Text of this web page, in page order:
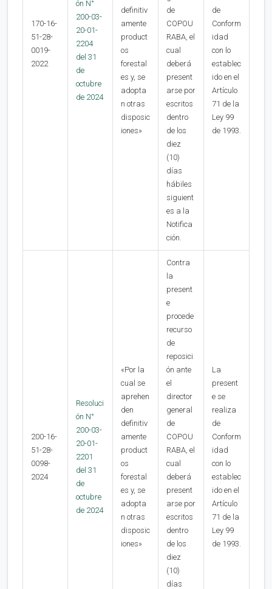
170-16-
51-28-
0019-
2022
ón N°
200-03-
20-01-
2204
del 31
de
octubre
de 2024
definitiv
amente
product
os
forestal
es y, se
adopta
n otras
disposic
iones»
de
COPOU
RABA, el
cual
deberá
present
arse por
escritos
dentro
de los
diez
(10)
días
hábiles
siguient
es a la
Notifica
ción.
de
Conform
idad
con lo
establec
ido en el
Artículo
71 de la
Ley 99
de 1993.
200-16-
51-28-
0098-
2024
Resoluci
ón N°
200-03-
20-01-
2201
del 31
de
octubre
de 2024
«Por la
cual se
aprehen
den
definitiv
amente
product
os
forestal
es y, se
adopta
n otras
disposic
iones»
Contra
la
present
e
procede
recurso
de
reposici
ón ante
el
director
general
de
COPOU
RABA, el
cual
deberá
present
arse por
escritos
dentro
de los
diez
(10)
días
La
present
e se
realiza
de
Conform
idad
con lo
establec
ido en el
Artículo
71 de la
Ley 99
de 1993.